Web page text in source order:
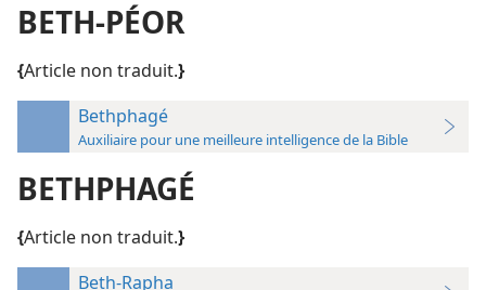
BETH-PÉOR
{Article non traduit.}
Bethphagé
Auxiliaire pour une meilleure intelligence de la Bible
BETHPHAGÉ
{Article non traduit.}
Beth-Rapha